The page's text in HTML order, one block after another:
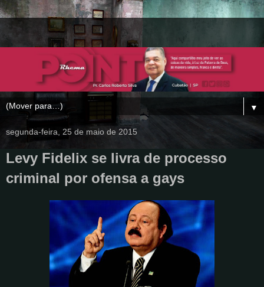
▼
segunda-feira, 25 de maio de 2015
Levy Fidelix se livra de processo
criminal por ofensa a gays